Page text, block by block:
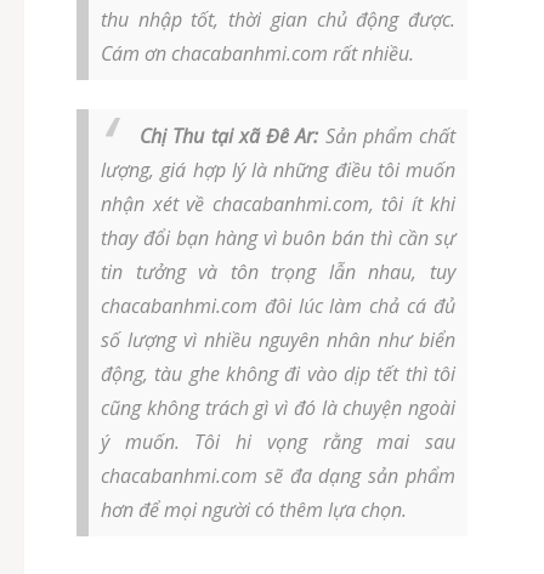
thu nhập tốt, thời gian chủ động được.
Cám ơn chacabanhmi.com rất nhiều.
Chị Thu tại xã Đê Ar: Sản phẩm chất
lượng, giá hợp lý là những điều tôi muốn
nhận xét về chacabanhmi.com, tôi ít khi
thay đổi bạn hàng vì buôn bán thì cần sự
tin tưởng và tôn trọng lẫn nhau, tuy
chacabanhmi.com đôi lúc làm chả cá đủ
số lượng vì nhiều nguyên nhân như biển
động, tàu ghe không đi vào dịp tết thì tôi
cũng không trách gì vì đó là chuyện ngoài
ý muốn. Tôi hi vọng rằng mai sau
chacabanhmi.com sẽ đa dạng sản phẩm
hơn để mọi người có thêm lựa chọn.